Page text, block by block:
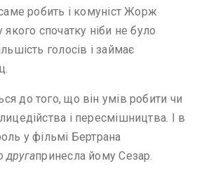
робить і комуніст Жорж
спочатку ніби не було
голосів і займає
до того, що він умів робити чи
і пересмішництва. І в
у фільмі Бертрана
другапринесла йому Сезар.